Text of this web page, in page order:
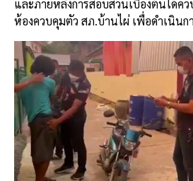
และภายหลังการสอบสวนเบื้องต้นได้ค
ห้องควบคุมตัว สภ.บ้านไผ่ เพื่อดำเนิน